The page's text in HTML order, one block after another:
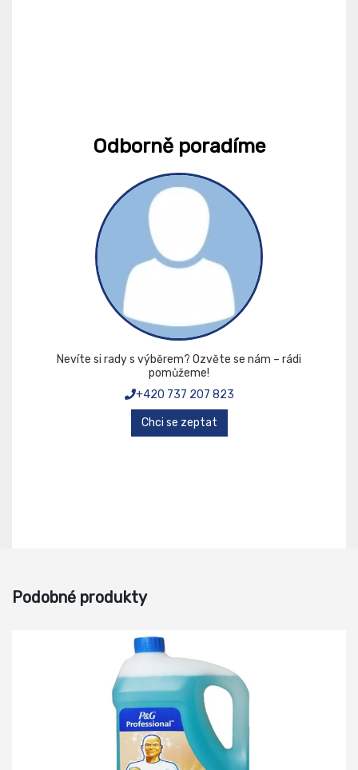
Odborně poradíme
Nevíte si rady s výběrem? Ozvěte se nám – rádi
pomůžeme!
+420 737 207 823
Chci se zeptat
Podobné produkty